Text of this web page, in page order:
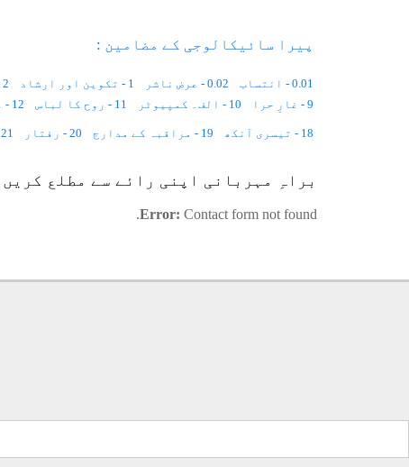
پیرا سائیکالوجی کے مضامین :
0.01 - انتساب 0.02 - عرض ناشر 1 - تکوین اور ارشاد 2 - امانت
9 - غارِ حرا
10 - الف۔ کمپیوٹر 11 - روح کا لباس 12 - مٹی کا شیر
18 - تیسری آنکھ 19 - مراقبہ کے مدارج 20 - رفتار 21 - تقاضے کہاں بنتے ہیں
36 - ماحول
37 - سخاوت 38 - ثواب و عذاب
براہِ مہربانی اپنی رائے سے مطلع کریں۔
Error: Contact form not found.